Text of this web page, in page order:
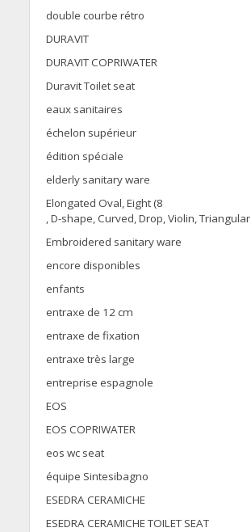
double courbe rétro
DURAVIT
DURAVIT COPRIWATER
Duravit Toilet seat
eaux sanitaires
échelon supérieur
édition spéciale
elderly sanitary ware
Elongated Oval, Eight (8
, D-shape, Curved, Drop, Violin, Triangular
Embroidered sanitary ware
encore disponibles
enfants
entraxe de 12 cm
entraxe de fixation
entraxe très large
entreprise espagnole
EOS
EOS COPRIWATER
eos wc seat
équipe Sintesibagno
ESEDRA CERAMICHE
ESEDRA CERAMICHE TOILET SEAT